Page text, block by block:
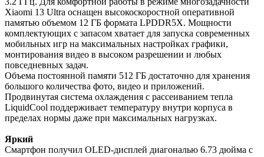
Xiaomi 13 Ultra оснащен высокоскоростной оперативной
памятью объемом 12 ГБ формата LPDDR5X. Мощности
комплектующих с запасом хватает для запуска современных
мобильных игр на максимальных настройках графики,
монтирования видео в высоком разрешении и любых
повседневных задач.
Объема постоянной памяти 512 ГБ достаточно для хранения
большого количества фото, видео и приложений.
Продвинутая система охлаждения с рассеиванием тепла
LiquidCool поддерживает температуру внутри корпуса в
пределах нормы даже при максимальных нагрузках.
Яркий
Смартфон получил OLED-дисплей диагональю 6.73 дюйма с